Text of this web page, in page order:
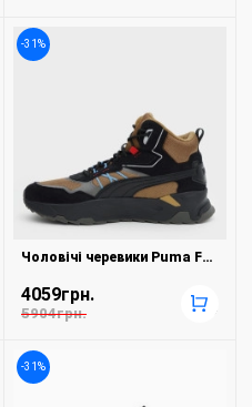
-31%
Чоловічі черевики Puma Ferrari Trinity Mid WTR 30794101
4059грн.
5904грн. +
-31%